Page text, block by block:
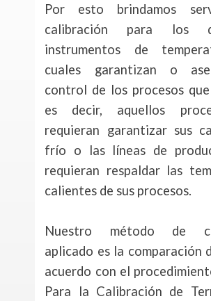
Por esto brindamos
calibración para los
instrumentos de
cuales garantizan o
control de los procesos
es decir, aquellos
requieran garantizar sus
frío o las líneas de
requieran respaldar las
calientes de sus procesos.
Nuestro método de
aplicado es la comparación
acuerdo con el
Para la Calibración de